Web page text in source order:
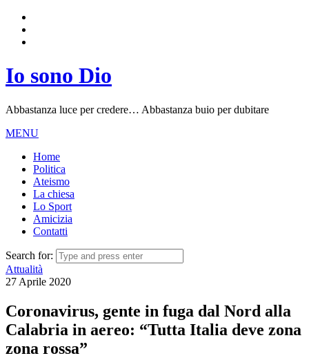
Io sono Dio
Abbastanza luce per credere… Abbastanza buio per dubitare
MENU
Home
Politica
Ateismo
La chiesa
Lo Sport
Amicizia
Contatti
Search for:
Attualità
27 Aprile 2020
Coronavirus, gente in fuga dal Nord alla
Calabria in aereo: “Tutta Italia deve zona
zona rossa”